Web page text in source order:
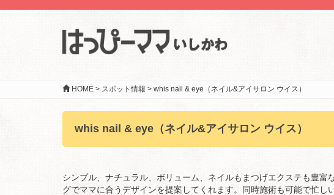
HOME > スポット情報 > whis nail & eye（ネイル&アイサロン ウイス）
whis nail & eye（ネイル&アイサロン ウイス）
シンプル、ナチュラル、ボリューム、ネイルもまつげエクステも豊富
グでママに合うデザインを提案してくれます。同時施術も可能で忙し